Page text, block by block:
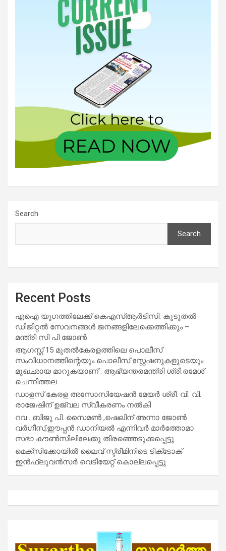
Search
Search
Recent Posts
എഐ യുഗത്തിലേക്ക് കെഎസ്ആർടിസി: കൂടുതൽ
ഡിജിറ്റൽ സേവനങ്ങൾ ജനങ്ങളിലേക്കെത്തിക്കും –
മന്ത്രി സി പി ജോൺ
ആഗസ്റ്റ് 15 മുതല്‍കേരളത്തിലെ പൊലീസ്
സംവിധാനത്തിന്റെയും പൊലീസ് സ്റ്റേഷനുകളുടെയും
മുഖഛായ മാറുകയാണ് : ആഭ്യന്തരമന്ത്രി ശ്രീ.രമേശ്
ചെന്നിത്തല
ഡാളസ് കേരള അസോസിയേഷൻ മേയർ ശ്രീ. വി. വി.
രാജേഷിന് ഉജ്വല സ്വീകരണം നൽകി
റവ . ബിജു പി. സൈമൺ ,ഷെലിന് അന്നാ ജോൺ
വർഗീസ്,ഈപ്പൻ ഡാനിയൽ എന്നിവർ മാർത്തോമാ
സഭാ കൗൺസിലിലേക്കു തിരഞ്ഞെടുക്കപ്പെട്ടു
മെക്സിക്കോയിൽ ലൈവ് സ്ട്രീമിനിടെ ടിക്‌ടോക്
ഇൻഫ്ലുവൻസർ വെടിയേറ്റ് കൊല്ലപ്പെട്ടു